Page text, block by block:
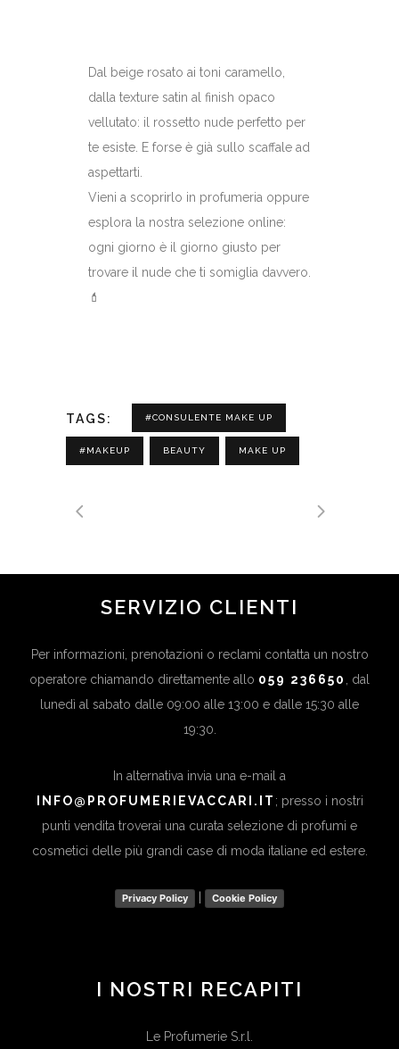
Dal beige rosato ai toni caramello,
dalla texture satin al finish opaco
vellutato: il rossetto nude perfetto per
te esiste. E forse è già sullo scaffale ad
aspettarti.
Vieni a scoprirlo in profumeria oppure
esplora la nostra selezione online:
ogni giorno è il giorno giusto per
trovare il nude che ti somiglia davvero.
💄
TAGS: #CONSULENTE MAKE UP
#MAKEUP BEAUTY MAKE UP
SERVIZIO CLIENTI
Per informazioni, prenotazioni o reclami contatta un nostro
operatore chiamando direttamente allo 059 236650
, dal
lunedì al sabato dalle 09:00 alle 13:00 e dalle 15:30 alle
19:30.
In alternativa invia una e-mail a
INFO@PROFUMERIEVACCARI.IT ; presso i nostri
punti vendita troverai una curata selezione di profumi e
cosmetici delle più grandi case di moda italiane ed estere.
Privacy Policy Cookie Policy
I NOSTRI RECAPITI
Le Profumerie S.r.l.